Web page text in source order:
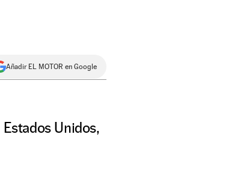
Añadir EL MOTOR en Google
Unidos,